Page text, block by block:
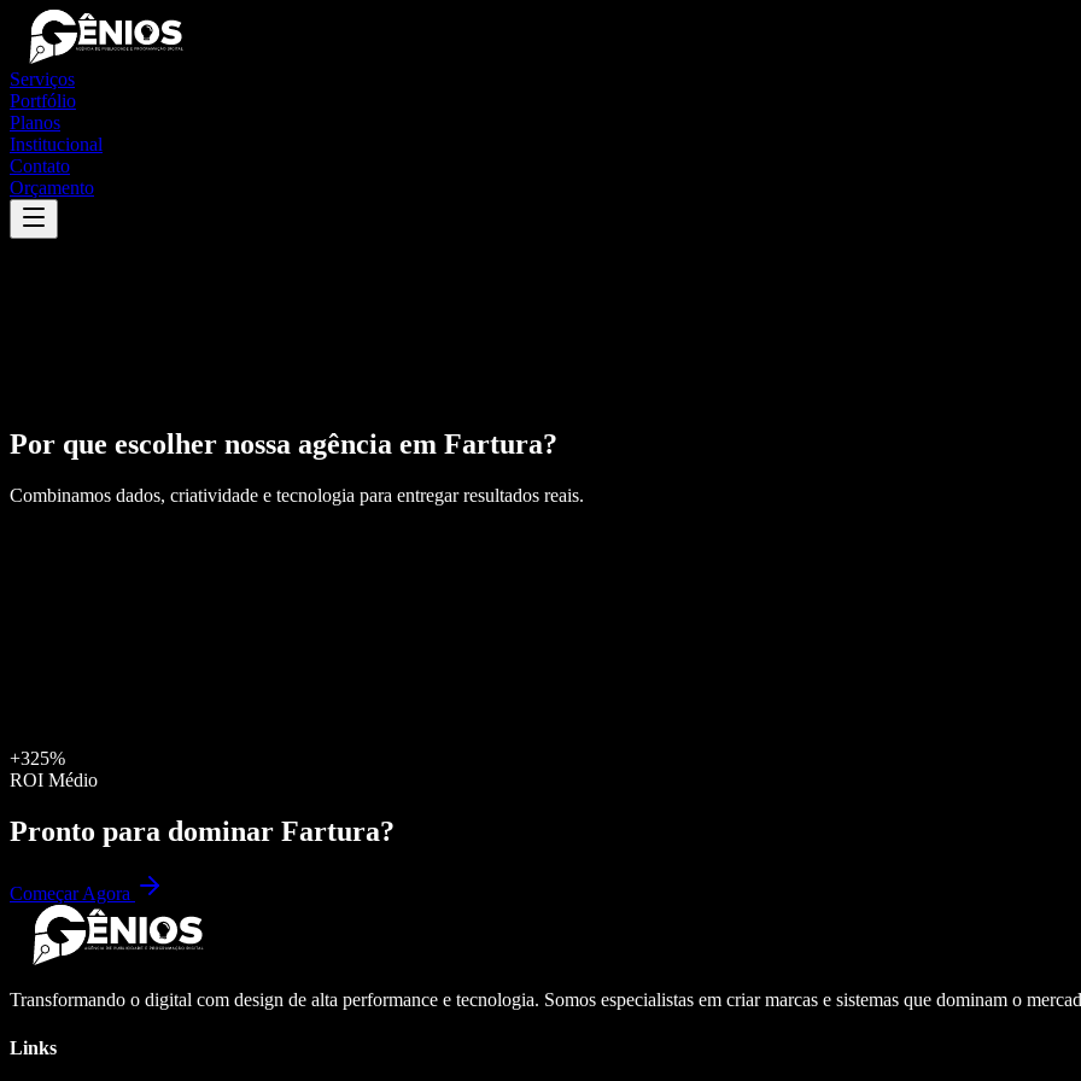
Serviços
Portfólio
Planos
Institucional
Contato
Orçamento
Por que escolher nossa agência em Fartura?
Combinamos dados, criatividade e tecnologia para entregar resultados reais.
+325%
ROI Médio
Pronto para dominar Fartura?
Começar Agora
Transformando o digital com design de alta performance e tecnologia. Somos especialistas em criar marcas e sistemas que dominam o
Links